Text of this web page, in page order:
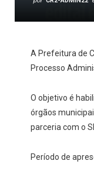
A Prefeitura de
Processo
O objetivo é
órgãos
parceria com o
Período de